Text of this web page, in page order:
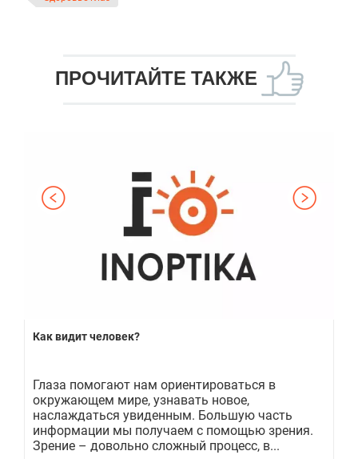
ПРОЧИТАЙТЕ ТАКЖЕ
Как видит человек?
Глаза помогают нам ориентироваться в
окружающем мире, узнавать новое,
наслаждаться увиденным. Большую часть
информации мы получаем с помощью зрения.
Зрение – довольно сложный процесс, в...